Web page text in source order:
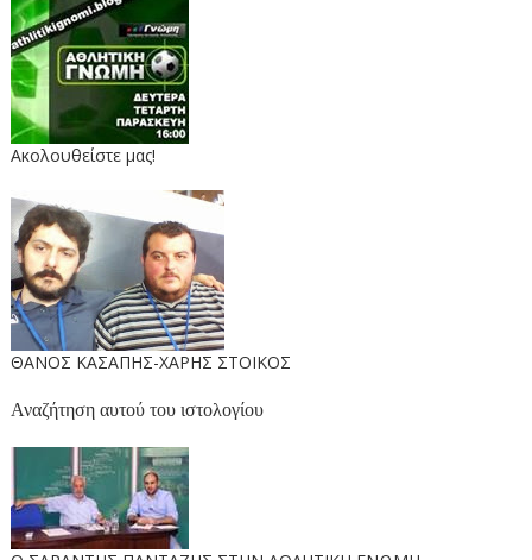
Ακολουθείστε μας!
ΘΑΝΟΣ ΚΑΣΑΠΗΣ-ΧΑΡΗΣ ΣΤΟΙΚΟΣ
Αναζήτηση αυτού του ιστολογίου